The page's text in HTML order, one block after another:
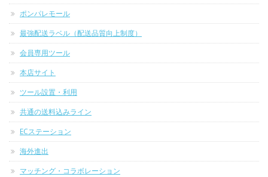
ポンパレモール
最強配送ラベル（配送品質向上制度）
会員専用ツール
本店サイト
ツール設置・利用
共通の送料込みライン
ECステーション
海外進出
マッチング・コラボレーション